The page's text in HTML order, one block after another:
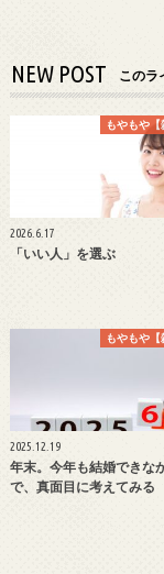
NEW POST このラ
もやもや【
2026.6.17
「いい人」を選ぶ
もやもや【
2025.12.19
年末。今年も結婚できな
で、真面目に考えてみる